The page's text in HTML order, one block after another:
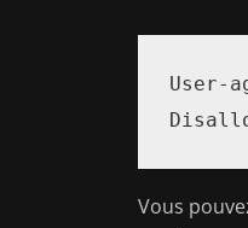
User-
Vous